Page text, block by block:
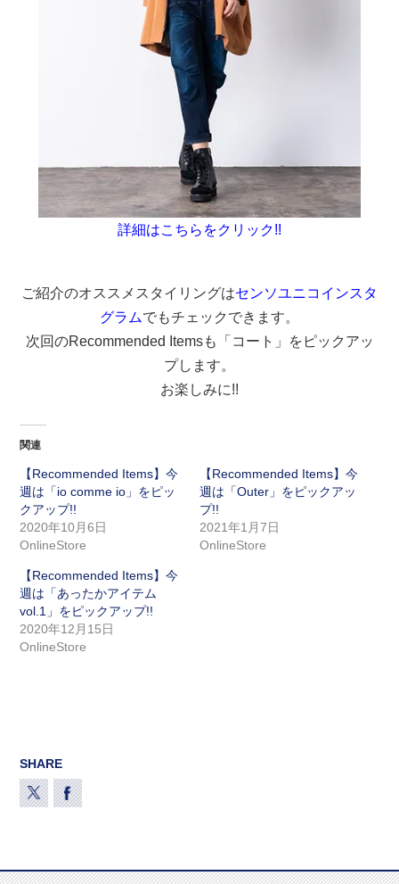
詳細はこちらをクリック!!
ご紹介のオススメスタイリングはセンソユニコインスタ
グラムでもチェックできます。
次回のRecommended Itemsも「コート」をピックアッ
プします。
お楽しみに!!
関連
【Recommended Items】今
週は「io comme io」をピッ
クアップ!!
2020年10月6日
OnlineStore
【Recommended Items】今
週は「Outer」をピックアッ
プ!!
2021年1月7日
OnlineStore
【Recommended Items】今
週は「あったかアイテム
vol.1」をピックアップ!!
2020年12月15日
OnlineStore
SHARE